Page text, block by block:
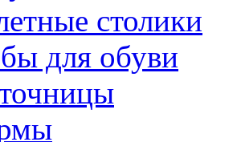
столики
для обуви